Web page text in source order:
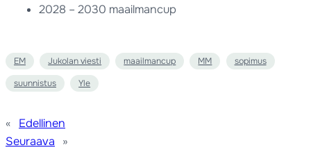
2028 – 2030 maailmancup
EM Jukolan viesti maailmancup MM sopimus
suunnistus Yle
«
Edellinen
Seuraava
»